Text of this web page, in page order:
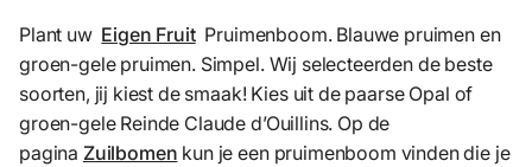
Plant uw Eigen FruitPruimenboom. Blauwe pruimen en
groen-gele pruimen. Simpel. Wij selecteerden de beste
soorten, jij kiest de smaak! Kies uit de paarse Opal of
groen-gele Reinde Claude d’Ouillins. Op de
pagina Zuilbomen kun je een pruimenboom vinden die je